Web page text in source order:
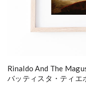
Rinaldo And The
バッティスタ・ティエ